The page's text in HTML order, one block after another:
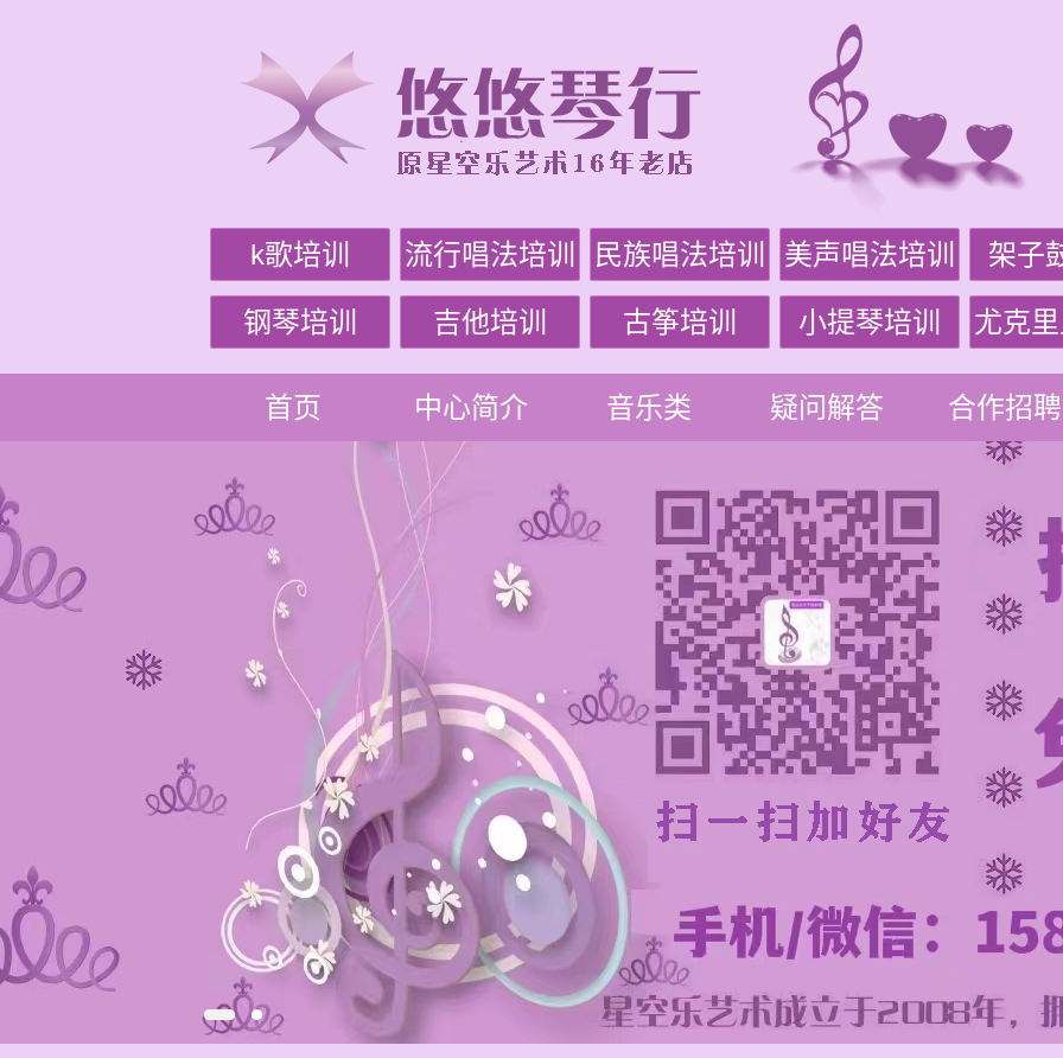
k歌培训 流行唱法培训 民族唱法培训 美声唱法培训 架子
钢琴培训 吉他培训 古筝培训 小提琴培训 尤克
首页 中心简介 音乐类 疑问解答 合作招聘